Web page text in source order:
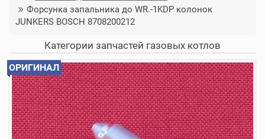
Форсунка запальника до WR.-1KDP колонок
JUNKERS BOSCH 8708200212
Категории запчастей газовых котлов
ОРИГИНАЛ